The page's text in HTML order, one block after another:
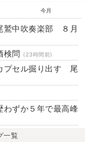
今月
中吹奏楽部 ８月
検問 (23時間前)
プセル掘り出す 尾
ずか５年で最高峰
一覧